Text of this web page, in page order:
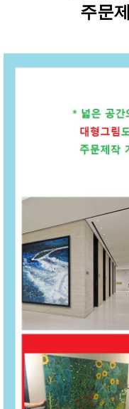
주문